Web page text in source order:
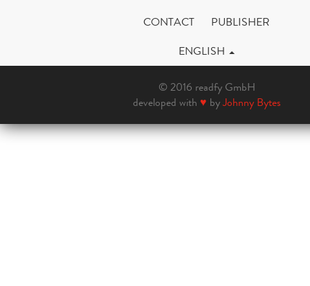
CONTACT
PUBLISHER
ENGLISH
© 2016 readfy GmbH
developed with ♥ byJohnny Bytes